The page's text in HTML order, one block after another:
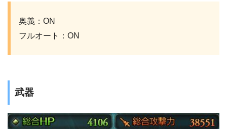
奥義：ON
フルオート：ON
武器